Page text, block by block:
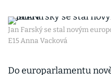
Jan Farský se stal novým
E15 Anna Vacková
Do europarlamentu